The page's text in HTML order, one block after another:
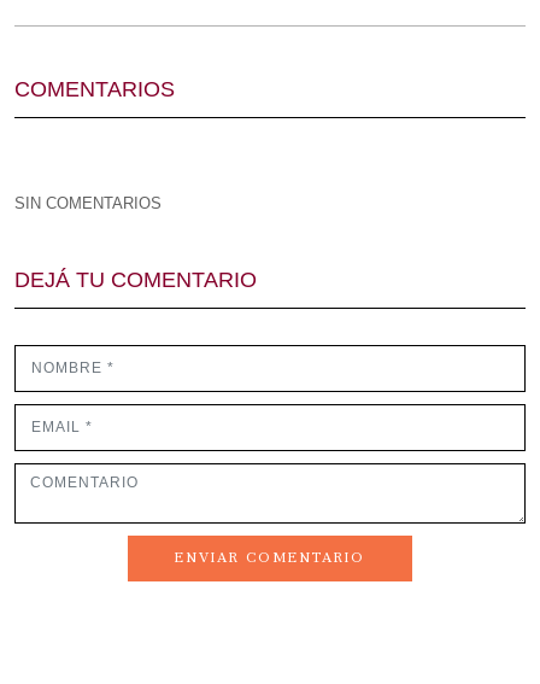
COMENTARIOS
SIN COMENTARIOS
DEJÁ TU COMENTARIO
ENVIAR COMENTARIO